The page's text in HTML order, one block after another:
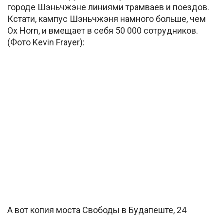
городе Шэньчжэне линиями трамваев и поездов.
Кстати, кампус Шэньчжэня намного больше, чем
Ox Horn, и вмещает в себя 50 000 сотрудников.
(Фото Kevin Frayer):
А вот копия моста Свободы в Будапеште, 24